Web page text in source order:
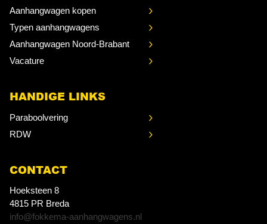
Aanhangwagen kopen
Typen aanhangwagens
Aanhangwagen Noord-Brabant
Vacature
HANDIGE LINKS
Paraboolvering
RDW
CONTACT
Hoeksteen 8
4815 PR Breda
info@fokkema-aanhangwagens.nl